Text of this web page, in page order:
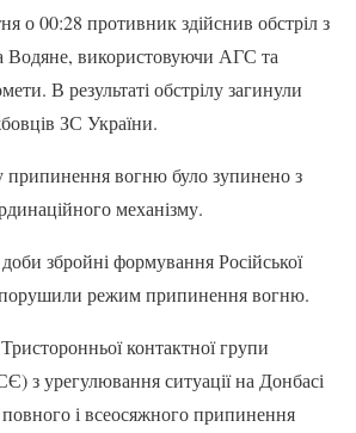
о 00:28 противник здійснив обстріл з
Водяне, використовуючи АГС та
В результаті обстрілу загинули
ЗС України.
вогню було зупинено з
механізму.
збройні формування Російської
порушили режим припинення вогню.
контактної групи
з урегулювання ситуації на Донбасі
і всеосяжного припинення